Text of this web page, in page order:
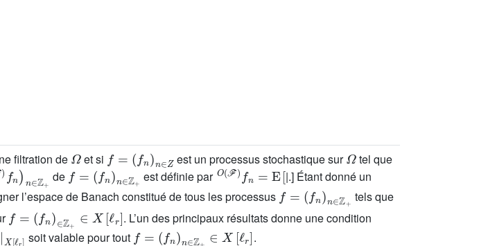
filtration de
Ω
et si
f=(fn)n∈Z
est un processus stochastique sur
Ω
tel que
fn)n∈ℤ+
de
f=(fn)n ∈ ℤ +
est définie par
O(ℱ)fn=E[
|.] Étant donné un
l’espace de Banach constitué de tous les processus
f=(fn)n∈ℤ+
tels que
)∈ ℤ
. L’un des principaux résultats donne une condition
]
soit valable pour tout
f=(fn)n∈ℤ+∈X[ℓr]
.